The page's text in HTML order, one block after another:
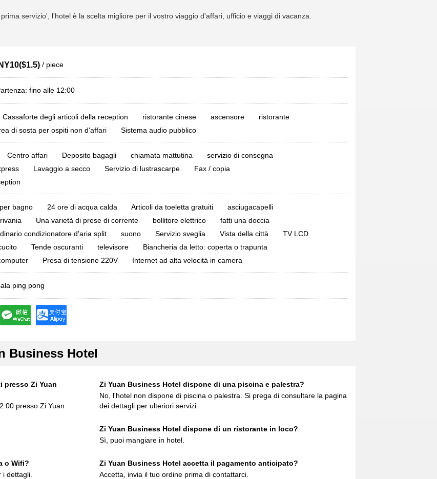
servizio', l'hotel è la scelta migliore per il vostro viaggio d'affari, ufficio e viaggi di vacanza.
/ piece
fino alle 12:00
Cassaforte degli articoli della reception ristorante cinese ascensore
ristorante
di sosta per ospiti non d'affari Sistema audio pubblico
Centro affari Deposito bagagli chiamata mattutina
servizio di consegna
Lavaggio a secco Servizio di lustrascarpe
Fax / copia
bagno 24 ore di acqua calda Articoli da toeletta gratuiti
asciugacapelli
Una varietà di prese di corrente bollitore elettrico
fatti una doccia
condizionatore d'aria split suono Servizio sveglia Vista della città
TV LCD
Tende oscuranti televisore
Biancheria da letto: coperta o trapunta
Presa di tensione 220V Internet ad alta velocità in camera
ping pong
Business Hotel
presso Zi Yuan
presso Zi Yuan
Zi Yuan Business Hotel dispone di una piscina e palestra?
No, l'hotel non dispone di piscina o palestra. Si prega di consultare la pagina
dei dettagli per ulteriori servizi.
Zi Yuan Business Hotel dispone di un ristorante in loco?
Sì, puoi mangiare in hotel.
o Wifi?
dettagli.
Zi Yuan Business Hotel accetta il pagamento anticipato?
Accetta, invia il tuo ordine prima di contattarci.